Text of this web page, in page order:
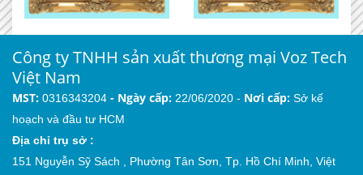
Công ty TNHH sản xuất thương mại Voz Tech
Việt Nam
MST: 0316343204 - Ngày cấp: 22/06/2020 - Nơi cấp: Sở kế
hoạch và đầu tư HCM
Địa chỉ trụ sở :
151 Nguyễn Sỹ Sách , Phường Tân Sơn, Tp. Hồ Chí Minh, Việt